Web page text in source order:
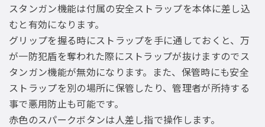
スタンガン機能は付属の安全ストラップを本体に差し込
むと有効になります。
グリップを握る時にストラップを手に通しておくと、万
が一防犯盾を奪われた際にストラップが抜けますのでス
タンガン機能が無効になります。また、保管時にも安全
ストラップを別の場所に保管したり、管理者が所持する
事で悪用防止も可能です。
赤色のスパークボタンは人差し指で操作します。